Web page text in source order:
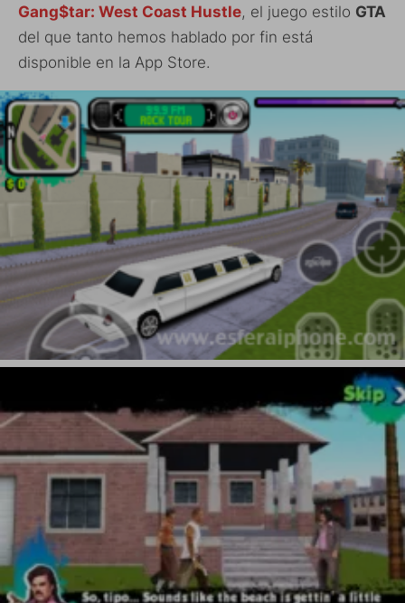
Gang$tar: West Coast Hustle, el juego estilo GTA
del que tanto hemos hablado por fin está
disponible en la App Store.